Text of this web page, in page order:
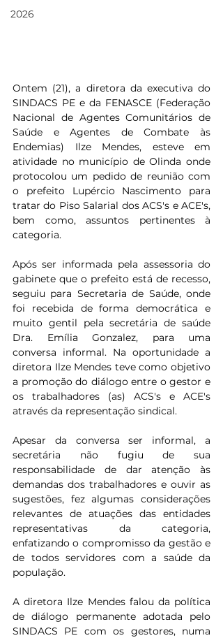
2026
Ontem (21), a diretora da executiva do
SINDACS PE e da FENASCE (Federação
Nacional de Agentes Comunitários de
Saúde e Agentes de Combate às
Endemias) Ilze Mendes, esteve em
atividade no município de Olinda onde
protocolou um pedido de reunião com
o prefeito Lupércio Nascimento para
tratar do Piso Salarial dos ACS's e ACE's,
bem como, assuntos pertinentes à
categoria.
Após ser informada pela assessoria do
gabinete que o prefeito está de recesso,
seguiu para Secretaria de Saúde, onde
foi recebida de forma democrática e
muito gentil pela secretária de saúde
Dra. Emília Gonzalez, para uma
conversa informal. Na oportunidade a
diretora Ilze Mendes teve como objetivo
a promoção do diálogo entre o gestor e
os trabalhadores (as) ACS's e ACE's
através da representação sindical.
Apesar da conversa ser informal, a
secretária não fugiu de sua
responsabilidade de dar atenção às
demandas dos trabalhadores e ouvir as
sugestões, fez algumas considerações
relevantes de atuações das entidades
representativas da categoria,
enfatizando o compromisso da gestão e
de todos servidores com a saúde da
população.
A diretora Ilze Mendes falou da política
de diálogo permanente adotada pelo
SINDACS PE com os gestores, numa